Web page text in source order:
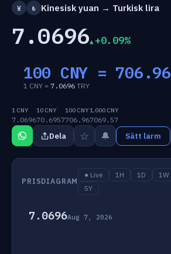
¥ ₺ Kinesisk yuan → Turkisk lira
7.0696 +0.09%
100 CNY = 706.96
1 CNY = 7.0696 TRY
1 CNY
7.0696
10 CNY
70.6957
100 CNY
706.96
1,000 CNY
7069.57
Dela ☆ 🔔 Sätt larm
PRISDIAGRAM
● Live 1H 1D 1W
5Y
7.0696Aug 7, 2026